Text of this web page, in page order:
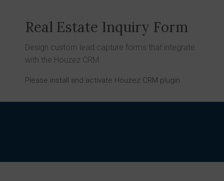
Real Estate Inquiry Form
Design custom lead capture forms that integrate
with the Houzez CRM
Please install and activate Houzez CRM plugin.